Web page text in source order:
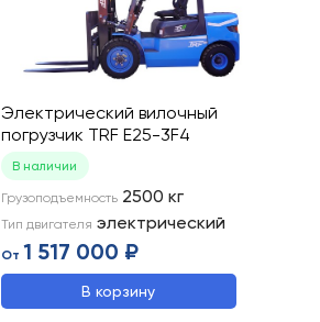
Электрический вилочный
погрузчик TRF E25-3F4
В наличии
Грузоподъемность 2500 кг
Тип двигателя электрический
От 1 517 000 ₽
В корзину